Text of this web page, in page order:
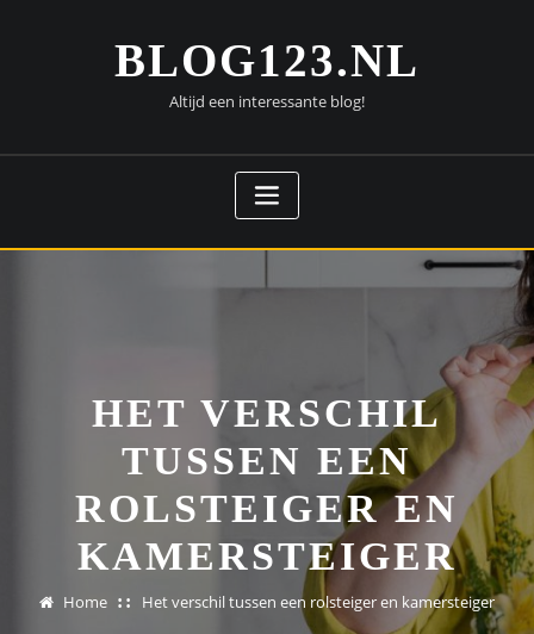
BLOG123.NL
Altijd een interessante blog!
HET VERSCHIL
TUSSEN EEN
ROLSTEIGER EN
KAMERSTEIGER
Home Het verschil tussen een rolsteiger en kamersteiger